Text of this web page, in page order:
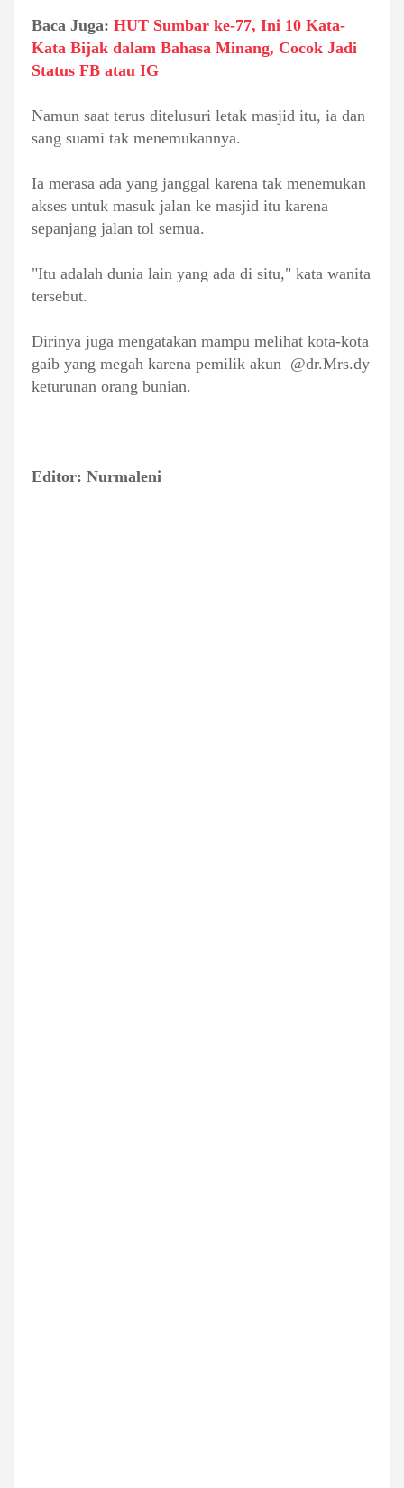
Baca Juga: HUT Sumbar ke-77, Ini 10 Kata-
Kata Bijak dalam Bahasa Minang, Cocok Jadi
Status FB atau IG
Namun saat terus ditelusuri letak masjid itu, ia dan
sang suami tak menemukannya.
Ia merasa ada yang janggal karena tak menemukan
akses untuk masuk jalan ke masjid itu karena
sepanjang jalan tol semua.
"Itu adalah dunia lain yang ada di situ," kata wanita
tersebut.
Dirinya juga mengatakan mampu melihat kota-kota
gaib yang megah karena pemilik akun @dr.Mrs.dy
keturunan orang bunian.
Editor: Nurmaleni